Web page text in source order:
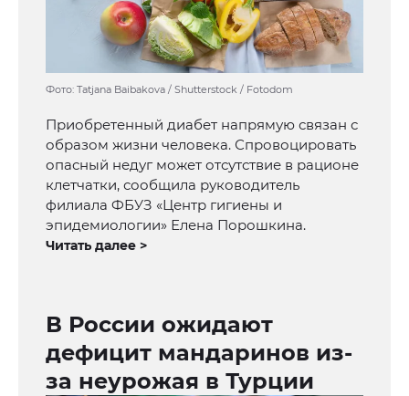
Фото: Tatjana Baibakova / Shutterstock / Fotodom
Приобретенный диабет напрямую связан с
образом жизни человека. Спровоцировать
опасный недуг может отсутствие в рационе
клетчатки, сообщила руководитель
филиала ФБУЗ «Центр гигиены и
эпидемиологии» Елена Порошкина.
Читать далее >
В России ожидают
дефицит мандаринов из-
за неурожая в Турции